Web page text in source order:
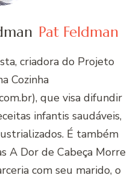
Pat Feldman
criadora do Projeto
Cozinha
que visa difundir
infantis saudáveis,
É também
A Dor de Cabeça Morre
com seu marido, o